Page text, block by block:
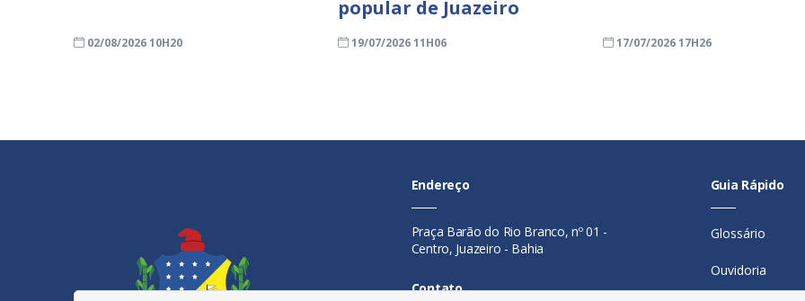
02/08/2026 10H20
popular de Juazeiro
19/07/2026 11H06 17/07/2026 17H26
Endereço
Praça Barão do Rio Branco, nº 01 -
Centro, Juazeiro - Bahia
Contato
Guia Rápido
Glossário
Ouvidoria